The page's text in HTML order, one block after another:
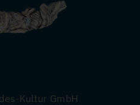
Kultur GmbH